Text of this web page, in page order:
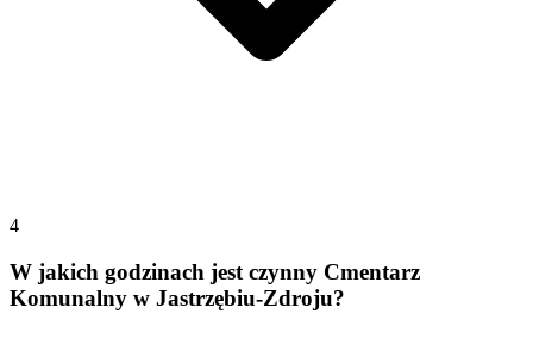
4
W jakich godzinach jest czynny Cmentarz
Komunalny w Jastrzębiu-Zdroju?